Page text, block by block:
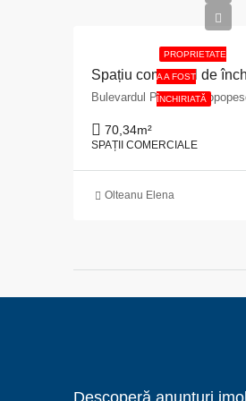
PROPRIETATE
A A FOST
ÎNCHIRIATĂ
Bulevardul Pache
70,34m²
SPAȚII COMERCIALE
Olteanu Elena
Descoperă anunțuri